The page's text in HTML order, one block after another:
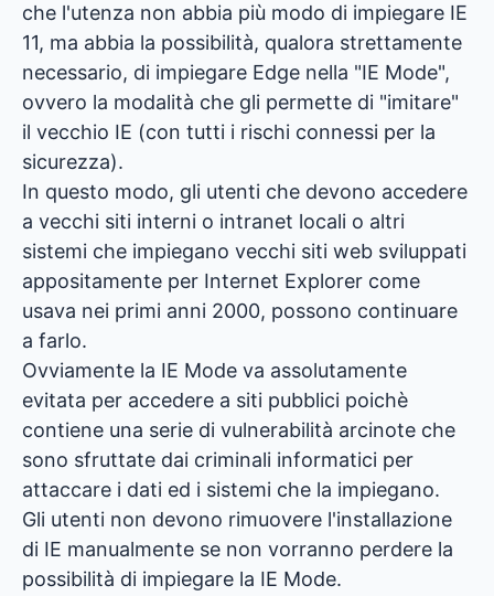
che l'utenza non abbia più modo di impiegare IE
11, ma abbia la possibilità, qualora strettamente
necessario, di impiegare Edge nella "IE Mode",
ovvero la modalità che gli permette di "imitare"
il vecchio IE (con tutti i rischi connessi per la
sicurezza).
In questo modo, gli utenti che devono accedere
a vecchi siti interni o intranet locali o altri
sistemi che impiegano vecchi siti web sviluppati
appositamente per Internet Explorer come
usava nei primi anni 2000, possono continuare
a farlo.
Ovviamente la IE Mode va assolutamente
evitata per accedere a siti pubblici poichè
contiene una serie di vulnerabilità arcinote che
sono sfruttate dai criminali informatici per
attaccare i dati ed i sistemi che la impiegano.
Gli utenti non devono rimuovere l'installazione
di IE manualmente se non vorranno perdere la
possibilità di impiegare la IE Mode.